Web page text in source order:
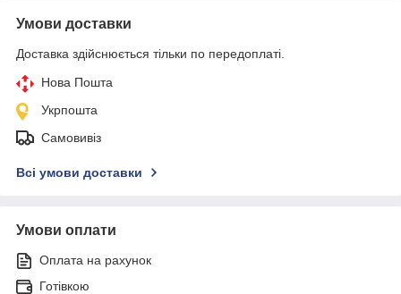
Умови доставки
Доставка здійснюється тільки по передоплаті.
Нова Пошта
Укрпошта
Самовивіз
Всі умови доставки
Умови оплати
Оплата на рахунок
Готівкою